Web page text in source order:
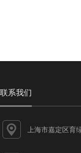
联系我们
上海市嘉定区育